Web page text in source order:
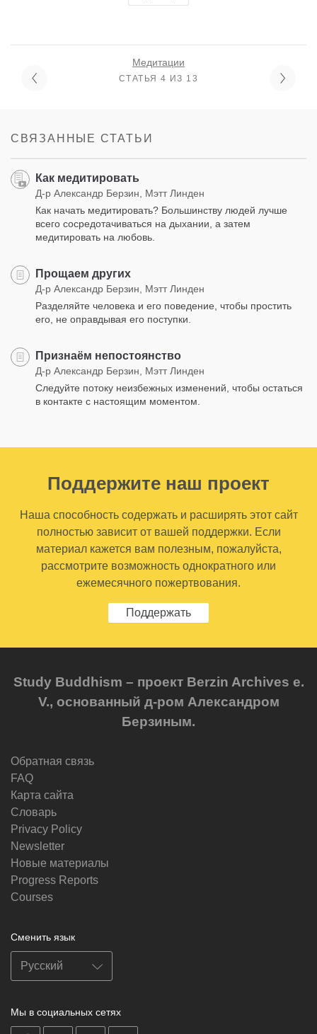
Медитации
СТАТЬЯ 4 ИЗ 13
СВЯЗАННЫЕ СТАТЬИ
Как медитировать
Д-р Александр Берзин, Мэтт Линден
Как начать медитировать? Большинству людей лучше
всего сосредотачиваться на дыхании, а затем
медитировать на любовь.
Прощаем других
Д-р Александр Берзин, Мэтт Линден
Разделяйте человека и его поведение, чтобы простить
его, не оправдывая его поступки.
Признаём непостоянство
Д-р Александр Берзин, Мэтт Линден
Следуйте потоку неизбежных изменений, чтобы остаться
в контакте с настоящим моментом.
Поддержите наш проект
Наша способность содержать и расширять этот сайт
полностью зависит от вашей поддержки. Если
материал кажется вам полезным, пожалуйста,
рассмотрите возможность однократного или
ежемесячного пожертвования.
Поддержать
Study Buddhism – проект Berzin Archives e.
V., основанный д-ром Александром
Берзиным.
Обратная связь
FAQ
Карта сайта
Словарь
Privacy Policy
Newsletter
Новые материалы
Progress Reports
Courses
Сменить язык
Мы в социальных сетях